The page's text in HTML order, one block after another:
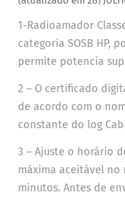
1-Radioamador
categoria SOSB HP,
permite potencia
2 – O certificado
de acordo com o
constante do log
3 – Ajuste o horário
máxima aceitável no
minutos. Antes de